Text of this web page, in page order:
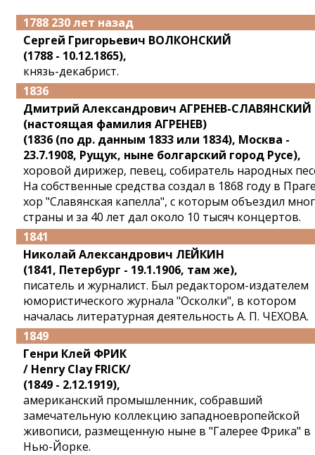
1788 230 лет назад
Сергей Григорьевич ВОЛКОНСКИЙ
(1788 - 10.12.1865),
князь-декабрист.
1836
Дмитрий Александрович АГРЕНЕВ-СЛАВЯНСКИЙ
(настоящая фамилия АГРЕНЕВ)
(1836 (по др. данным 1833 или 1834), Москва -
23.7.1908, Рущук, ныне болгарский город Русе),
хоровой дирижер, певец, собиратель народных
На собственные средства создал в 1868 году в
хор "Славянская капелла", с которым объездил
страны и за 40 лет дал около 10 тысяч концертов.
1841
Николай Александрович ЛЕЙКИН
(1841, Петербург - 19.1.1906, там же),
писатель и журналист. Был редактором-издателем
юмористического журнала "Осколки", в котором
началась литературная деятельность А. П. ЧЕХОВА.
1849
Генри Клей ФРИК
/ Henry Clay FRICK/
(1849 - 2.12.1919),
американский промышленник, собравший
замечательную коллекцию западноевропейской
живописи, размещенную ныне в "Галерее Фрика" в
Нью-Йорке.